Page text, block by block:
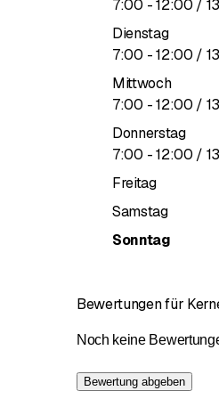
Mit mobilen Storen
Gelenk- oder auch
Sie können sicher
Cassettenmarkisen
und die
Regendach. Mit
dank
die Store
7:00 - bis
12:00 / 13
Dienstag
7:00 - bis
12:00 / 13
Mittwoch
7:00 - bis
12:00 / 13
Donnerstag
7:00 - bis
12:00 / 13
Freitag
Samstag
Sonntag
Bewertungen für
Noch keine
Bewertung abgeben